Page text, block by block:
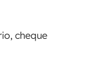
cheque